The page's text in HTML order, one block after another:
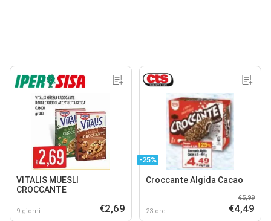
VITALIS MUESLI
CROCCANTE
9 giorni €2,69
-25%
Croccante Algida Cacao
23 ore
€5,99
€4,49